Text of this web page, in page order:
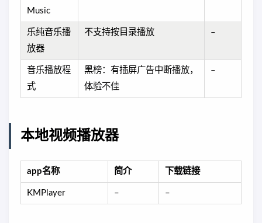
Music
乐纯音乐播
放器
不支持按目录播放 –
音乐播放程
式
黑榜：有插屏广告中断播放，
体验不佳
–
本地视频播放器
app名称 简介 下载链接
KMPlayer – –